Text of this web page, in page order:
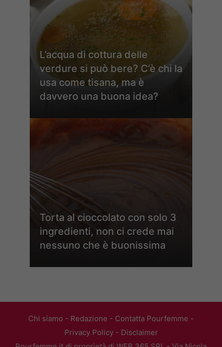
L’acqua di cottura delle
verdure si può bere? C’è chi la
usa come tisana, ma è
davvero una buona idea?
Torta al cioccolato con solo 3
ingredienti, non ci crede mai
nessuno che è buonissima
Chi siamo - Redazione - Contatta Pourfemme -
Privacy Policy- Disclaimer